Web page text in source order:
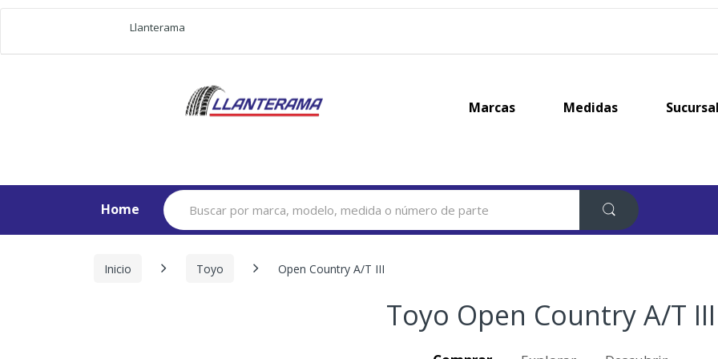
Llanterama
Marcas Medidas
Home
Search
for:
Inicio Toyo Open Country A/T III
Toyo Open Country A/T III